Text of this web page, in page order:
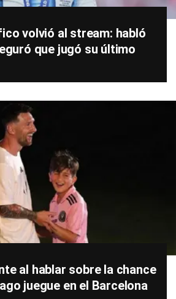
volvió al stream: habló
que jugó su último
al hablar sobre la chance
juegue en el Barcelona